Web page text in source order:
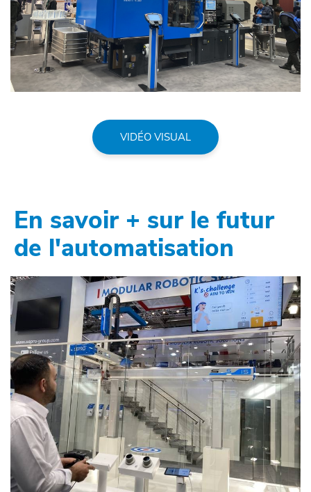
VIDÉO VISUAL
En savoir + sur le futur
de l'automatisation